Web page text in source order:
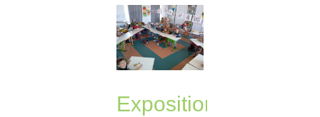
Exposition